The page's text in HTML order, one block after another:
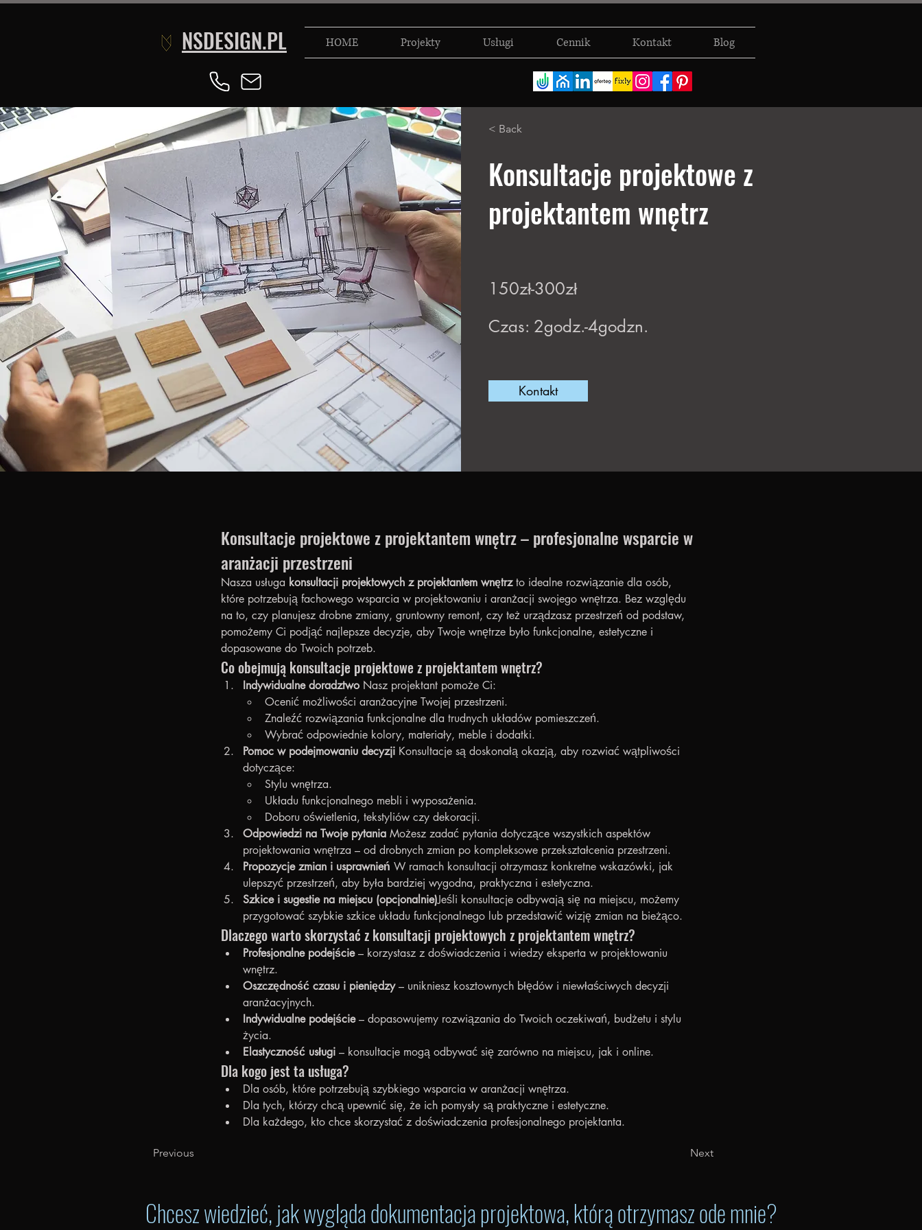
NSDESIGN.PL HOME Projekty Usługi Cennik Kontakt Blog
< Back
Konsultacje projektowe z
projektantem wnętrz
150zł-300zł
Czas: 2godz.-4godzn.
Kontakt
Konsultacje projektowe z projektantem wnętrz – profesjonalne wsparcie w
aranżacji przestrzeni
Nasza usługa konsultacji projektowych z projektantem wnętrz to idealne rozwiązanie dla osób,
które potrzebują fachowego wsparcia w projektowaniu i aranżacji swojego wnętrza. Bez względu
na to, czy planujesz drobne zmiany, gruntowny remont, czy też urządzasz przestrzeń od podstaw,
pomożemy Ci podjąć najlepsze decyzje, aby Twoje wnętrze było funkcjonalne, estetyczne i
dopasowane do Twoich potrzeb.
Co obejmują konsultacje projektowe z projektantem wnętrz?
Indywidualne doradztwo Nasz projektant pomoże Ci:
Ocenić możliwości aranżacyjne Twojej przestrzeni.
Znaleźć rozwiązania funkcjonalne dla trudnych układów pomieszczeń.
Wybrać odpowiednie kolory, materiały, meble i dodatki.
Pomoc w podejmowaniu decyzji Konsultacje są doskonałą okazją, aby rozwiać wątpliwości
dotyczące:
Stylu wnętrza.
Układu funkcjonalnego mebli i wyposażenia.
Doboru oświetlenia, tekstyliów czy dekoracji.
Odpowiedzi na Twoje pytania Możesz zadać pytania dotyczące wszystkich aspektów
projektowania wnętrza – od drobnych zmian po kompleksowe przekształcenia przestrzeni.
Propozycje zmian i usprawnień W ramach konsultacji otrzymasz konkretne wskazówki, jak
ulepszyć przestrzeń, aby była bardziej wygodna, praktyczna i estetyczna.
Szkice i sugestie na miejscu (opcjonalnie)Jeśli konsultacje odbywają się na miejscu, możemy
przygotować szybkie szkice układu funkcjonalnego lub przedstawić wizję zmian na bieżąco.
Dlaczego warto skorzystać z konsultacji projektowych z projektantem wnętrz?
Profesjonalne podejście – korzystasz z doświadczenia i wiedzy eksperta w projektowaniu
wnętrz.
Oszczędność czasu i pieniędzy – unikniesz kosztownych błędów i niewłaściwych decyzji
aranżacyjnych.
Indywidualne podejście – dopasowujemy rozwiązania do Twoich oczekiwań, budżetu i stylu
życia.
Elastyczność usługi – konsultacje mogą odbywać się zarówno na miejscu, jak i online.
Dla kogo jest ta usługa?
Dla osób, które potrzebują szybkiego wsparcia w aranżacji wnętrza.
Dla tych, którzy chcą upewnić się, że ich pomysły są praktyczne i estetyczne.
Dla każdego, kto chce skorzystać z doświadczenia profesjonalnego projektanta.
Previous Next
Chcesz wiedzieć, jak wygląda dokumentacja projektowa, którą otrzymasz ode mnie?